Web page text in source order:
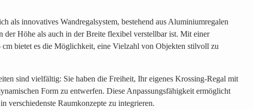
als innovatives Wandregalsystem, bestehend aus Aluminiumregalen
der Höhe als auch in der Breite flexibel verstellbar ist. Mit einer
cm bietet es die Möglichkeit, eine Vielzahl von Objekten stilvoll zu
sind vielfältig: Sie haben die Freiheit, Ihr eigenes Krossing-Regal mit
Form zu entwerfen. Diese Anpassungsfähigkeit ermöglicht
verschiedenste Raumkonzepte zu integrieren.